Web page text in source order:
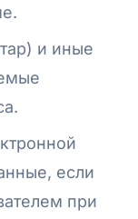
и иные
если
при